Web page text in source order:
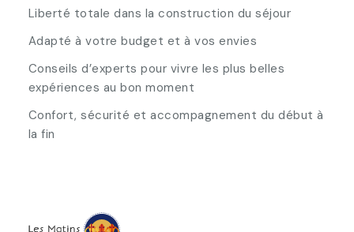
Liberté totale dans la construction du séjour
Adapté à votre budget et à vos envies
Conseils d’experts pour vivre les plus belles
expériences au bon moment
Confort, sécurité et accompagnement du début à
la fin